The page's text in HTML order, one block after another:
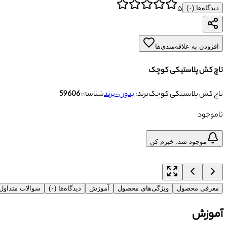
دیدگاه‌ها (۰) ۵
افزودن به علاقه‌مندی‌ها
تاچ کش پلاستیکی کوچک
تاچ کش پلاستیکی کوچکبرند:بدون-برندشناسه:59606
ناموجود
موجود شد، خبرم کن
معرفی محصول ویژگی‌های محصول آموزش دیدگاه‌ها (۰) سوالات
آموزش